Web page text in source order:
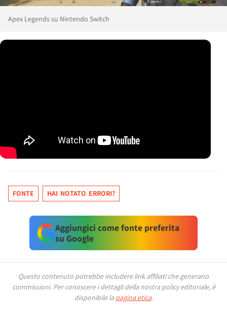
Apex Legends su Nintendo Switch
FONTE HAI NOTATO ERRORI?
Aggiungici come fonte preferita
su Google
Questo contenuto potrebbe includere link affiliati che generano
commissioni. Per conoscere i dettagli della nostra policy editoriale, è
disponibile la pagina etica.